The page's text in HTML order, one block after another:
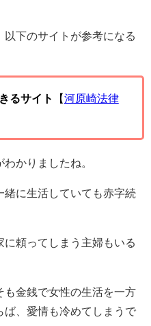
下のサイトが参考になる
るサイト 【河原崎法律
かりましたね。
緒に生活していても赤字続
頼ってしまう主婦もいる
も金銭で女性の生活を一方
ば、愛情も冷めてしまうで